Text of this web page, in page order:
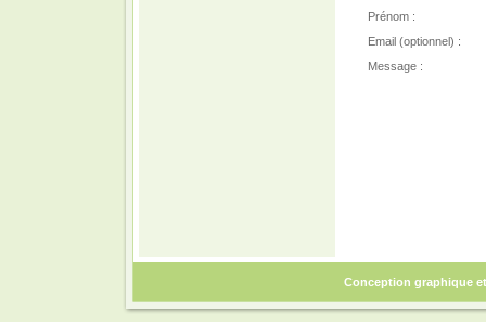
Prénom :
Email (optionnel) :
Message :
Conception graphique